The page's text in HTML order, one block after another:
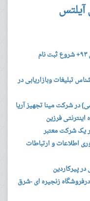
تبلیغات وبازاریابی در
شرکت مینا تجهیز آریا
فرزین
یک شرکت معتبر
اطلاعات و ارتباطات
در پیرکاردین
زنجیره ای -شرق